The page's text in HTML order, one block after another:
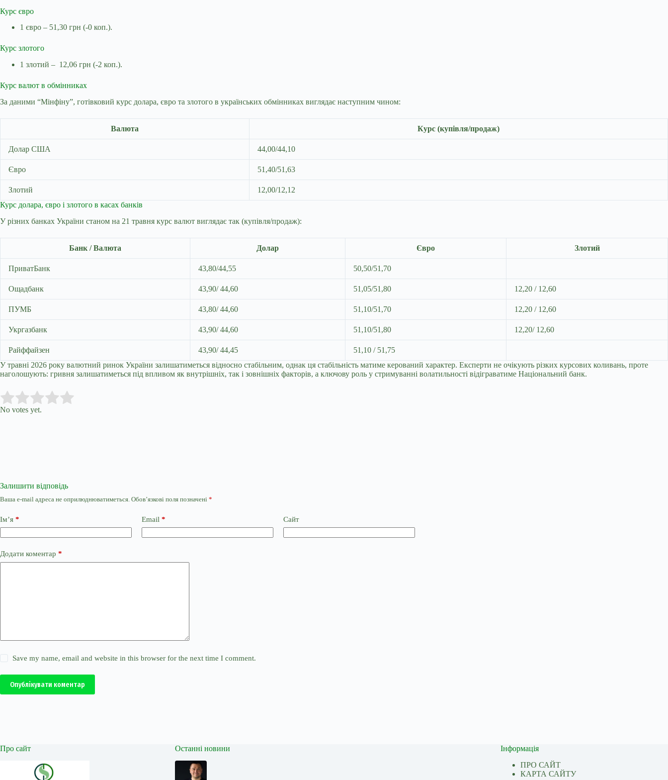
Курс євро
1 євро – 51,30 грн (-0 коп.).
Курс злотого
1 злотий – 12,06 грн (-2 коп.).
Курс валют в обмінниках
За даними “Мінфіну”, готівковий курс долара, євро та злотого в українських обмінниках виглядає наступним чином:
Валюта Курс (купівля/продаж)
Долар США 44,00/44,10
Євро 51,40/51,63
Злотий
12,00/12,12
Курс долара, євро і злотого в касах банків
У різних банках України станом на 21 травня курс валют виглядає так (купівля/продаж):
Банк / Валюта Долар Євро Злотий
ПриватБанк 43,80/44,55 50,50/51,70
Ощадбанк 43,90/ 44,60 51,05/51,80 12,20 / 12,60
ПУМБ 43,80/ 44,60 51,10/51,70 12,20 / 12,60
Укргазбанк 43,90/ 44,60 51,10/51,80 12,20/ 12,60
Райффайзен 43,90/ 44,45
51,10 / 51,75
У травні 2026 року валютний ринок України залишатиметься відносно стабільним, однак ця стабільність матиме керований характер. Експерти не очікують різких курсових коливань, проте
наголошують: гривня залишатиметься під впливом як внутрішніх, так і зовнішніх факторів, а ключову роль у стримуванні волатильності відіграватиме Національний банк.
Rate this item:
No votes yet.
Залишити відповідь
Ваша e-mail адреса не оприлюднюватиметься. Обов’язкові поля позначені *
Ім’я * Email * Сайт
Додати коментар *
Save my name, email and website in this browser for the next time I comment.
Опублікувати коментар
Про сайт Останні новини
Інформація
ПРО САЙТ
КАРТА САЙТУ